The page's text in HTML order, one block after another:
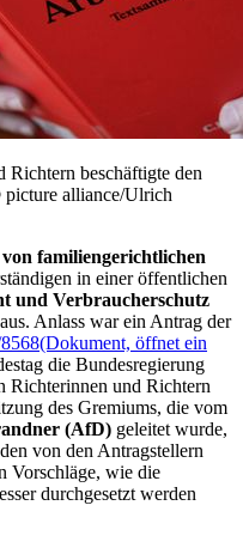
beschäftigte den
picture alliance/Ulrich
familiengerichtlichen
in einer öffentlichen
und Verbraucherschutz
Anlass war ein Antrag der
(Dokument, öffnet ein
die Bundesregierung
Richterinnen und Richtern
des Gremiums, die vom
(AfD) geleitet wurde,
von den Antragstellern
Vorschläge, wie die
durchgesetzt werden